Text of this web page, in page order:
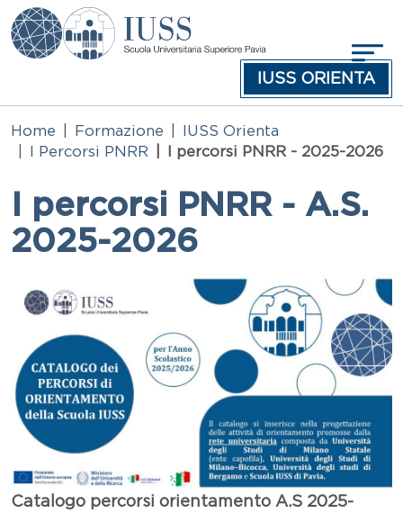
Salta al contenuto principale
IUSS ORIENTA
Home Formazione
IUSS Orienta
I Percorsi PNRR
I percorsi PNRR - 2025-2026
I percorsi PNRR - A.S.
2025-2026
Immagine
Testo
Catalogo percorsi orientamento A.S 2025-